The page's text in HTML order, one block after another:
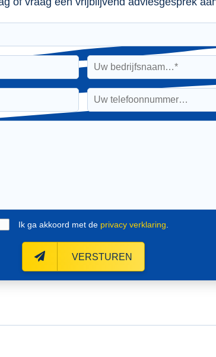
Ik ga akkoord met de privacy verklaring
VERSTUREN